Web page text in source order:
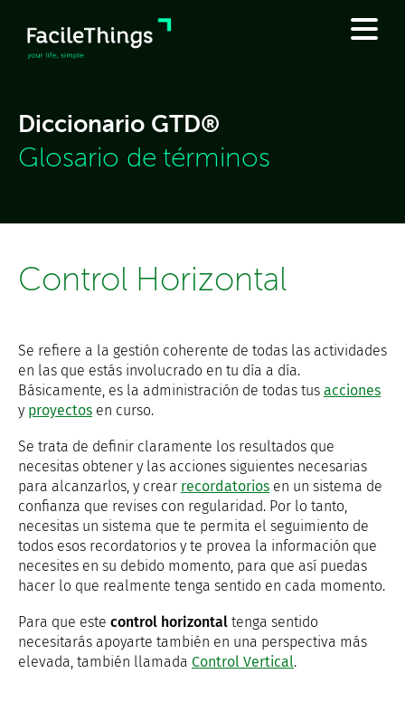
Diccionario GTD®
Glosario de términos
Control Horizontal
Se refiere a la gestión coherente de todas las actividades
en las que estás involucrado en tu día a día.
Básicamente, es la administración de todas tus acciones
y proyectos en curso.
Se trata de definir claramente los resultados que
necesitas obtener y las acciones siguientes necesarias
para alcanzarlos, y crear recordatorios en un sistema de
confianza que revises con regularidad. Por lo tanto,
necesitas un sistema que te permita el seguimiento de
todos esos recordatorios y te provea la información que
necesites en su debido momento, para que así puedas
hacer lo que realmente tenga sentido en cada momento.
Para que este control horizontal tenga sentido
necesitarás apoyarte también en una perspectiva más
elevada, también llamada Control Vertical.